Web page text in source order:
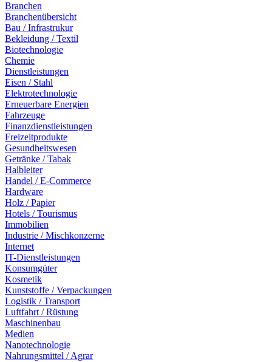
Branchen
Branchenübersicht
Bau / Infrastrukur
Bekleidung / Textil
Biotechnologie
Chemie
Dienstleistungen
Eisen / Stahl
Elektrotechnologie
Erneuerbare Energien
Fahrzeuge
Finanzdienstleistungen
Freizeitprodukte
Gesundheitswesen
Getränke / Tabak
Halbleiter
Handel / E-Commerce
Hardware
Holz / Papier
Hotels / Tourismus
Immobilien
Industrie / Mischkonzerne
Internet
IT-Dienstleistungen
Konsumgüter
Kosmetik
Kunststoffe / Verpackungen
Logistik / Transport
Luftfahrt / Rüstung
Maschinenbau
Medien
Nanotechnologie
Nahrungsmittel / Agrar